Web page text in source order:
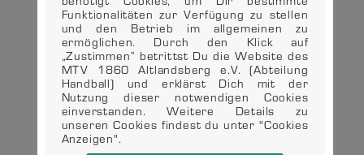
Funktionalitäten zur Verfügung zu stellen
und den Betrieb im allgemeinen zu
ermöglichen. Durch den Klick auf
„Zustimmen“ betrittst Du die Website des
MTV 1860 Altlandsberg e.V. (Abteilung
Handball) und erklärst Dich mit der
Nutzung dieser notwendigen Cookies
einverstanden. Weitere Details zu
unseren Cookies findest du unter "Cookies
Anzeigen".